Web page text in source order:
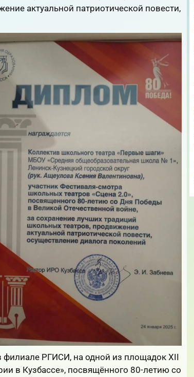
актуальной патриотической повести,
филиале РГИСИ, на одной из площадок XII
в Кузбассе», посвящённого 80-летию со